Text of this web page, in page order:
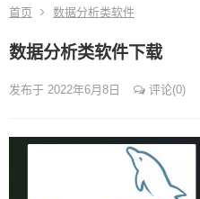
首页 数据分析类软件
数据分析类软件下载
发布于 2022年6月8日 评论(0)